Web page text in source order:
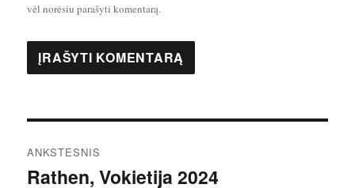
vėl norėsiu parašyti komentarą.
tarp
ANKSTESNIS
Ankstesnis
Rathen, Vokietija 2024